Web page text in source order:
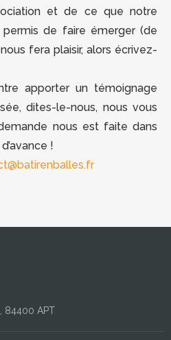
et de ce que notre
de faire émerger (de
fera plaisir, alors écrivez-
apporter un témoignage
dites-le-nous, nous vous
nous est faite dans
!
84400 APT